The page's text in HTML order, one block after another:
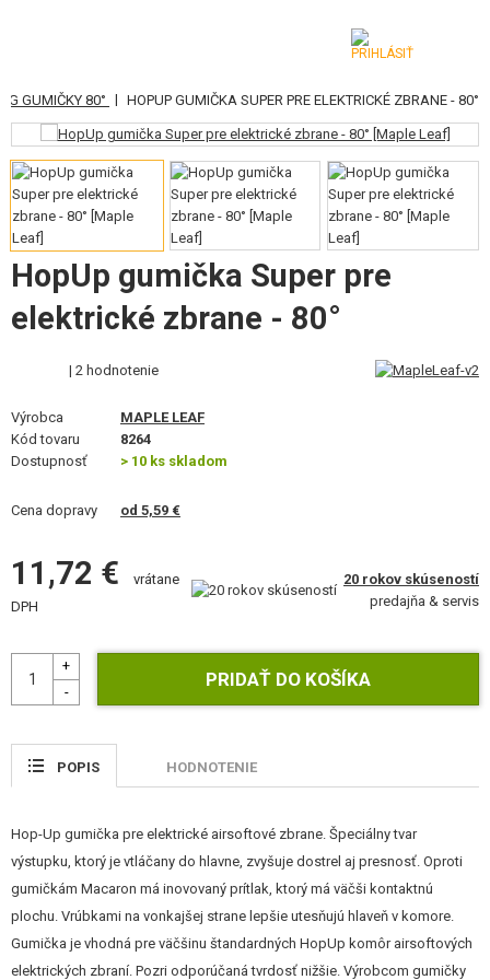
KATEGÓRIE
AIRSOFTOVÉ ZBRANE
VZDUCHOVÉ ZBRANE, PRAKY
GRANÁTOMETY, GRANÁTY
GULIČKY, PLYN
OKULIARE, MASKY
VÝSTROJ, UNIFORMY, PÚZDRA
VYSIELAČKY, HEADSETY, KAMERY
DOPLNKY K ZBRANIAM, POPRUHY
NÁHRADNÉ DIELY ZBRANÍ, UPGRADE
SERVIS A ÚDRŽBA ZBRANÍ
TERČE, STRELNICE
OUTDOOR A BUSHCRAFT
JEDLO
GUMIČKY 80° | HOPUP GUMIČKA SUPER PRE ELEKTRICKÉ ZBRANE - 80°
HopUp gumička Super pre
elektrické zbrane - 80°
| 2 hodnotenie
Výrobca
MAPLE LEAF
Kód tovaru
8264
Dostupnosť
> 10 ks skladom
Cena dopravy od 5,59 €
11,72 €
vrátane
DPH
20 rokov skúseností
predajňa & servis
POPIS HODNOTENIE
Hop-Up gumička pre elektrické airsoftové zbrane. Špeciálny tvar
výstupku, ktorý je vtláčany do hlavne, zvyšuje dostrel aj presnosť. Oproti
gumičkám Macaron má inovovaný prítlak, ktorý má väčši kontaktnú
plochu. Vrúbkami na vonkajšej strane lepšie utesňujú hlaveň v komore.
Gumička je vhodná pre väčšinu štandardných HopUp komôr airsoftových
elektrických zbraní. Pozri odporúčaná tvrdosť nižšie. Výrobcom gumičky